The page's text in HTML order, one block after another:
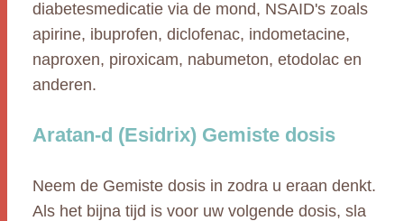
diabetesmedicatie via de mond, NSAID's zoals
apirine, ibuprofen, diclofenac, indometacine,
naproxen, piroxicam, nabumeton, etodolac en
anderen.
Aratan-d (Esidrix) Gemiste dosis
Neem de Gemiste dosis in zodra u eraan denkt.
Als het bijna tijd is voor uw volgende dosis, sla